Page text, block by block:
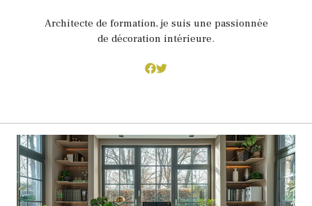
Architecte de formation, je suis une passionnée
de décoration intérieure.